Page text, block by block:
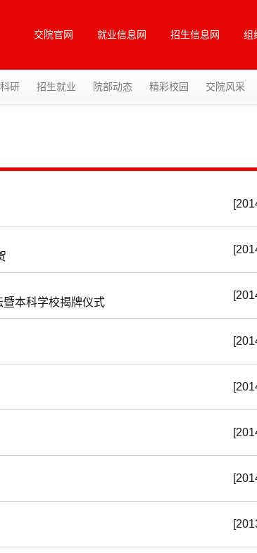
交院官网 就业信息网 招生信息网 组
研 招生就业 院部动态 精彩校园 交院风采
暨本科学校揭牌仪式